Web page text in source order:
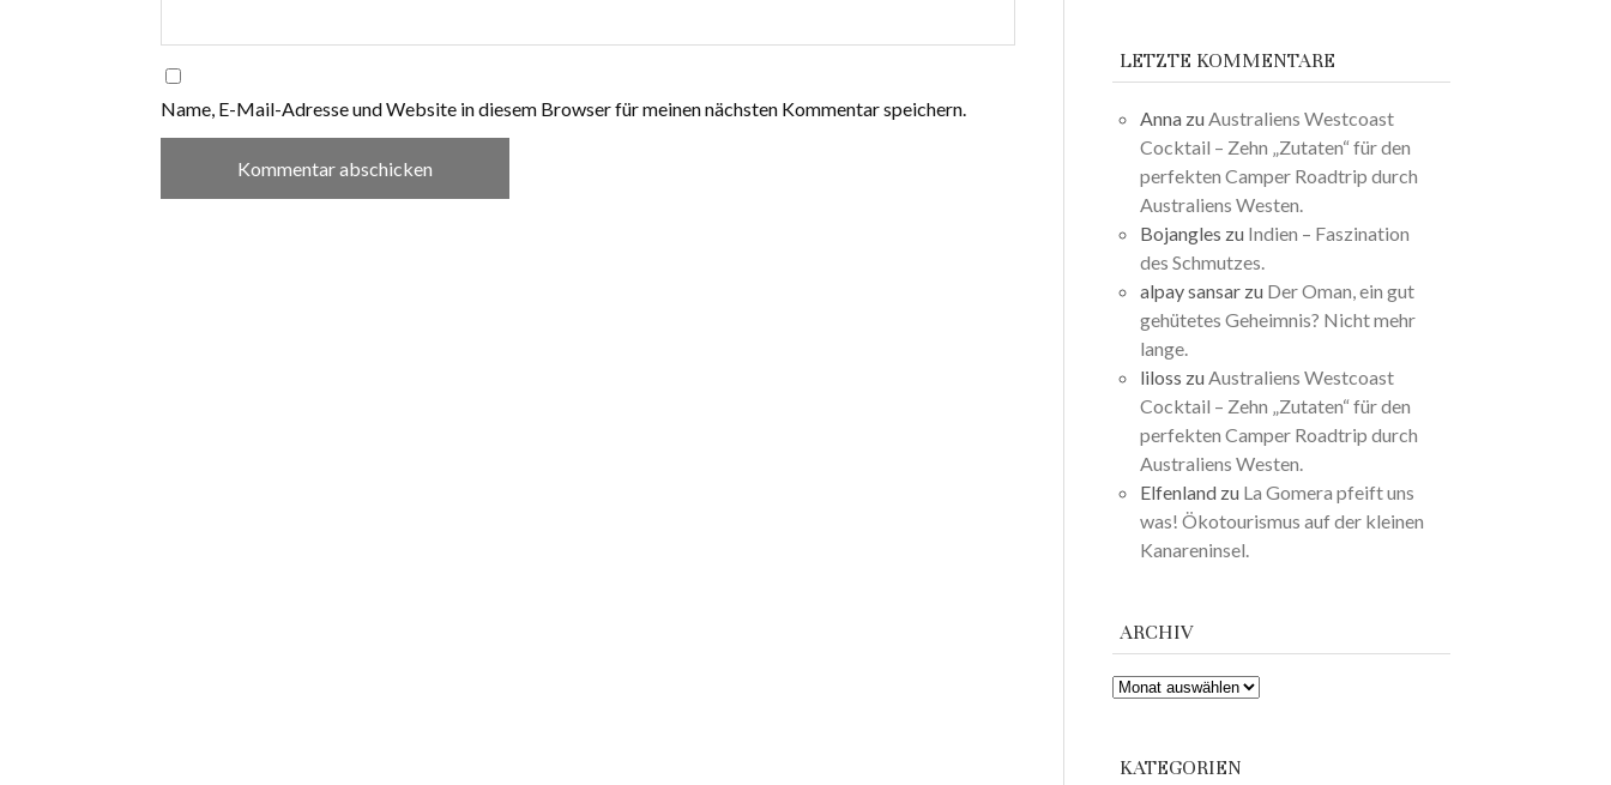
Name, E-Mail-Adresse und Website in diesem Browser für meinen nächsten Kommentar speichern.
LETZTE KOMMENTARE
Anna zu Australiens Westcoast
Cocktail – Zehn „Zutaten“ für den
perfekten Camper Roadtrip durch
Australiens Westen.
Bojangles zu Indien – Faszination
des Schmutzes.
alpay sansar zu Der Oman, ein gut
gehütetes Geheimnis? Nicht mehr
lange.
liloss zu Australiens Westcoast
Cocktail – Zehn „Zutaten“ für den
perfekten Camper Roadtrip durch
Australiens Westen.
Elfenland zu La Gomera pfeift uns
was! Ökotourismus auf der kleinen
Kanareninsel.
ARCHIV
ARCHIV
KATEGORIEN